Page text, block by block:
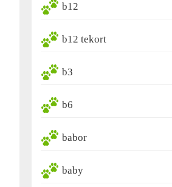
b12
b12 tekort
b3
b6
babor
baby